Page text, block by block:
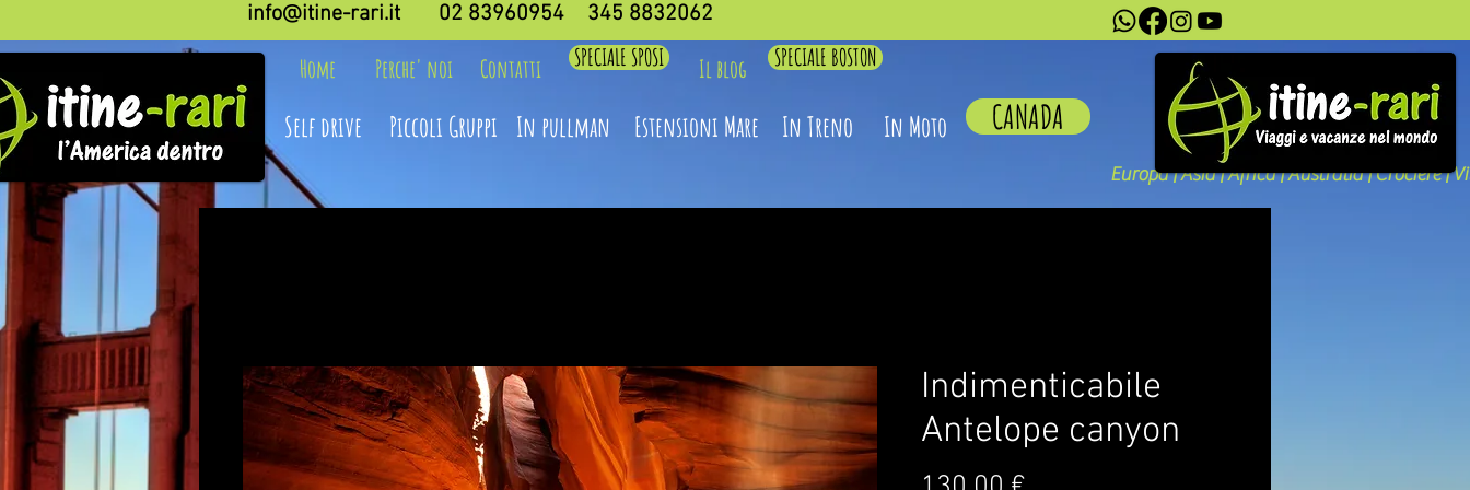
info@itine-rari.it 02 83960954 345 8832062
Home
Self drive
Perche' noi
Piccoli Gruppi
Contatti SPECIALE SPOSI Il blog
In pullman Estensioni Mare
SPECIALE BOSTON
In Treno In Moto CANADA
Europa | Asia | Africa | Australia | Crociere |
Indimenticabile
Antelope canyon